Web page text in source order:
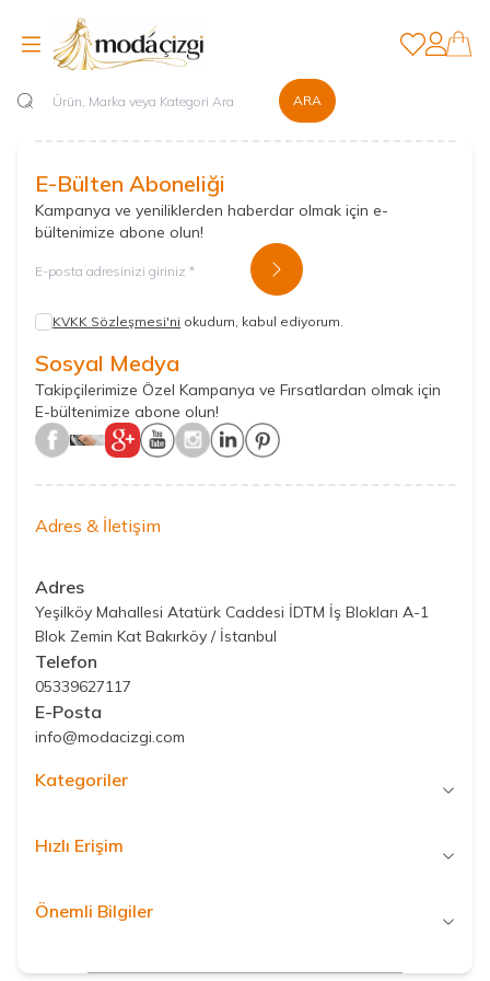
ARA
Hesabım
Favorilerim
E-Bülten Aboneliği
Kampanya ve yeniliklerden haberdar olmak için e-
bültenimize abone olun!
Kayıt Ol
KVKK Sözleşmesi'ni okudum, kabul ediyorum.
Sosyal Medya
Takipçilerimize Özel Kampanya ve Fırsatlardan olmak için
E-bültenimize abone olun!
Adres & İletişim
Adres
Yeşilköy Mahallesi Atatürk Caddesi İDTM İş Blokları A-1
Blok Zemin Kat Bakırköy / İstanbul
Telefon
05339627117
E-Posta
info@modacizgi.com
Kategoriler
Hızlı Erişim
Önemli Bilgiler